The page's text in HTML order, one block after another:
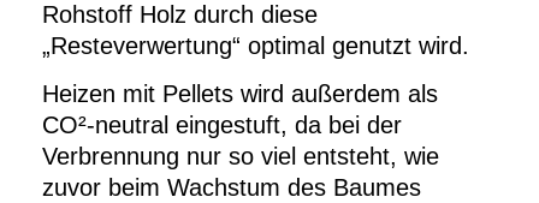
Rohstoff Holz durch diese
„Resteverwertung“ optimal genutzt wird.
Heizen mit Pellets wird außerdem als
CO²-neutral eingestuft, da bei der
Verbrennung nur so viel entsteht, wie
zuvor beim Wachstum des Baumes